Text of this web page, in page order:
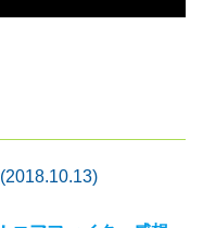
(2018.10.13)